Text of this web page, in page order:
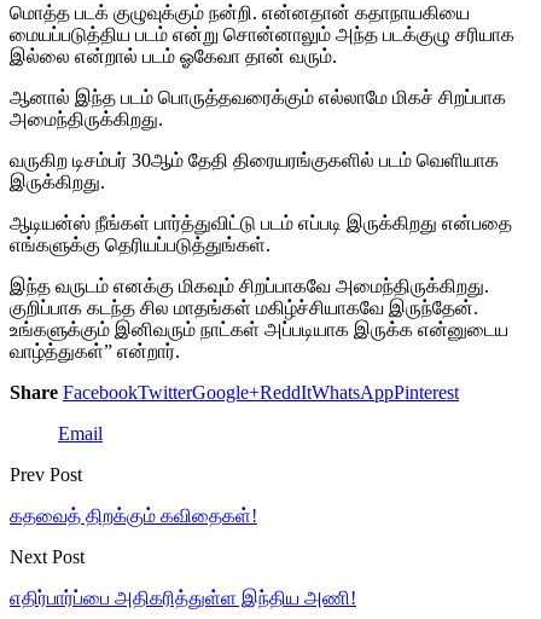
மொத்த படக் குழுவுக்கும் நன்றி. என்னதான் கதாநாயகியை
மையப்படுத்திய படம் என்று சொன்னாலும் அந்த படக்குழு சரியாக
இல்லை என்றால் படம் ஓகேவா தான் வரும்.
ஆனால் இந்த படம் பொருத்தவரைக்கும் எல்லாமே மிகச் சிறப்பாக
அமைந்திருக்கிறது.
வருகிற டிசம்பர் 30ஆம் தேதி திரையரங்குகளில் படம் வெளியாக
இருக்கிறது.
ஆடியன்ஸ் நீங்கள் பார்த்துவிட்டு படம் எப்படி இருக்கிறது என்பதை
எங்களுக்கு தெரியப்படுத்துங்கள்.
இந்த வருடம் எனக்கு மிகவும் சிறப்பாகவே அமைந்திருக்கிறது.
குறிப்பாக கடந்த சில மாதங்கள் மகிழ்ச்சியாகவே இருந்தேன்.
உங்களுக்கும் இனிவரும் நாட்கள் அப்படியாக இருக்க என்னுடைய
வாழ்த்துகள்” என்றார்.
Share FacebookTwitterGoogle+ReddItWhatsAppPinterest
Email
Prev Post
கதவைத் திறக்கும் கவிதைகள்!
Next Post
எதிர்பார்ப்பை அதிகரித்துள்ள இந்திய அணி!